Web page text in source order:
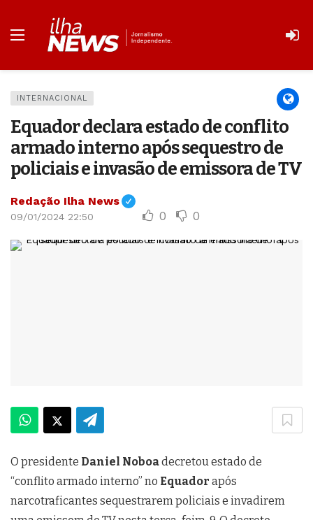
INTERNACIONAL
Equador declara estado de conflito
armado interno após sequestro de
policiais e invasão de emissora de TV
Redação Ilha News
09/01/2024 22:50 0 0
O presidente Daniel Noboadecretou estado de
“conflito armado interno” no Equador após
narcotraficantes sequestrarem policiais e invadirem